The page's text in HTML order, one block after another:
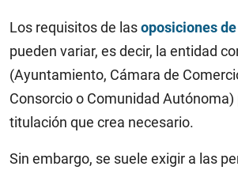
Los requisitos de lasoposiciones
pueden variar, es decir, la entidad
(Ayuntamiento, Cámara de
Consorcio o Comunidad Autónoma)
titulación que crea necesario.
Sin embargo, se suele exigir a las